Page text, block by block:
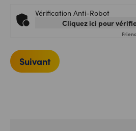
Vérification Anti-Robot
Cliquez ici pour
Suivant